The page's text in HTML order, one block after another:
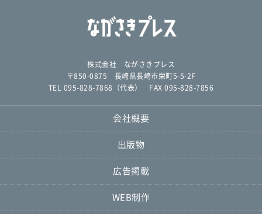
株式会社 ながさきプレス
〒850-0875 長崎県長崎市栄町5-5-2F
TEL 095-828-7868（代表） FAX 095-828-7856
会社概要
出版物
広告掲載
WEB制作